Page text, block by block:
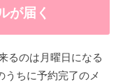
が届く
るのは月曜日になる
ちに予約完了のメ